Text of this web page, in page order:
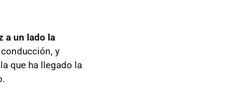
a un lado la
y
que ha llegado la